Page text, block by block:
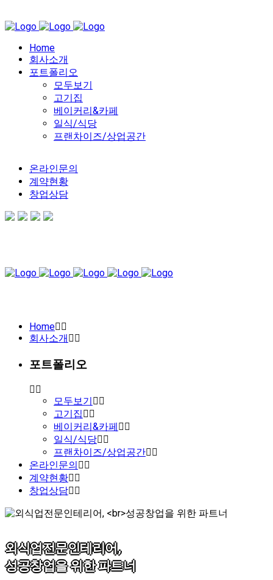
Home
회사소개
포트폴리오
모두보기
고기집
베이커리&카페
일식/식당
프랜차이즈/상업공간
온라인문의
계약현황
창업상담
Home
회사소개
포트폴리오
모두보기
고기집
베이커리&카페
일식/식당
프랜차이즈/상업공간
온라인문의
계약현황
창업상담
외식업전문인테리어,
성공창업을 위한 파트너